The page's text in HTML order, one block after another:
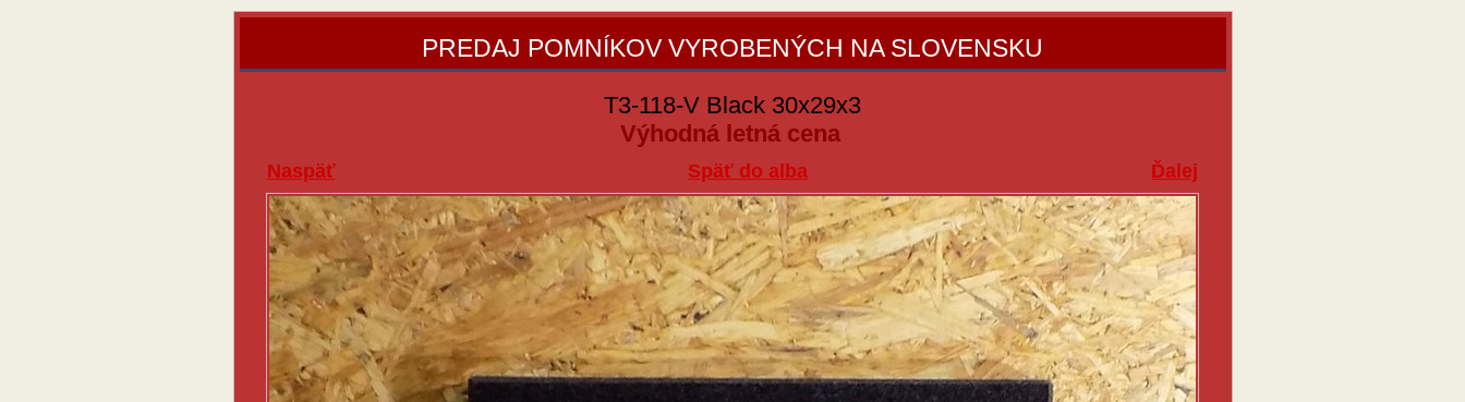
PREDAJ POMNÍKOV VYROBENÝCH NA SLOVENSKU
T3-118-V Black 30x29x3
Výhodná letná cena
Naspäť Späť do alba Ďalej